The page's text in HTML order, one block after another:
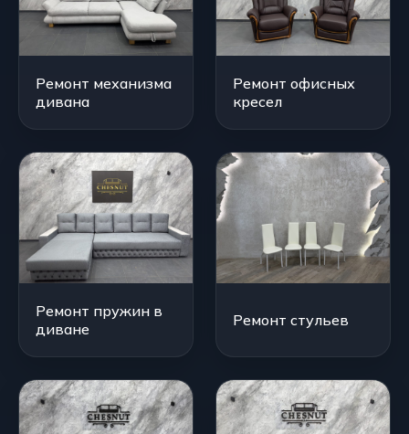
Ремонт механизма
дивана
Ремонт офисных
кресел
Ремонт пружин в
диване
Ремонт стульев